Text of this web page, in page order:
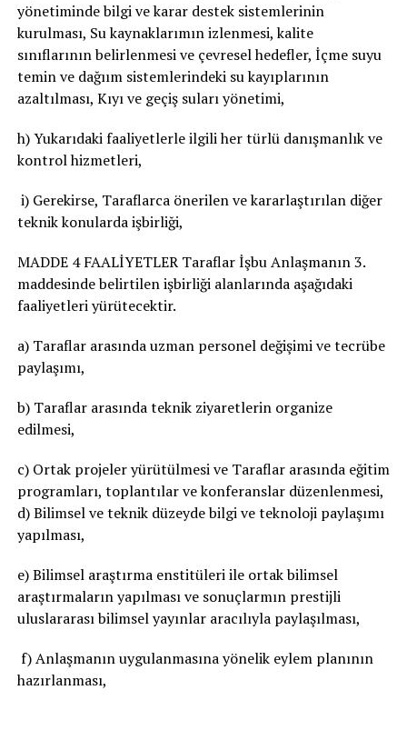
yönetiminde bilgi ve karar destek sistemlerinin
kurulması, Su kaynaklarımın izlenmesi, kalite
sınıflarının belirlenmesi ve çevresel hedefler, İçme suyu
temin ve dağıım sistemlerindeki su kayıplarının
azaltılması, Kıyı ve geçiş suları yönetimi,
h) Yukarıdaki faaliyetlerle ilgili her türlü danışmanlık ve
kontrol hizmetleri,
i) Gerekirse, Taraflarca önerilen ve kararlaştırılan diğer
teknik konularda işbirliği,
MADDE 4 FAALİYETLER Taraflar İşbu Anlaşmanın 3.
maddesinde belirtilen işbirliği alanlarında aşağıdaki
faaliyetleri yürütecektir.
a) Taraflar arasında uzman personel değişimi ve tecrübe
paylaşımı,
b) Taraflar arasında teknik ziyaretlerin organize
edilmesi,
c) Ortak projeler yürütülmesi ve Taraflar arasında eğitim
programları, toplantılar ve konferanslar düzenlenmesi,
d) Bilimsel ve teknik düzeyde bilgi ve teknoloji paylaşımı
yapılması,
e) Bilimsel araştırma enstitüleri ile ortak bilimsel
araştırmaların yapılması ve sonuçlarmın prestijli
uluslararası bilimsel yayınlar aracılıyla paylaşılması,
f) Anlaşmanın uygulanmasına yönelik eylem planının
hazırlanması,